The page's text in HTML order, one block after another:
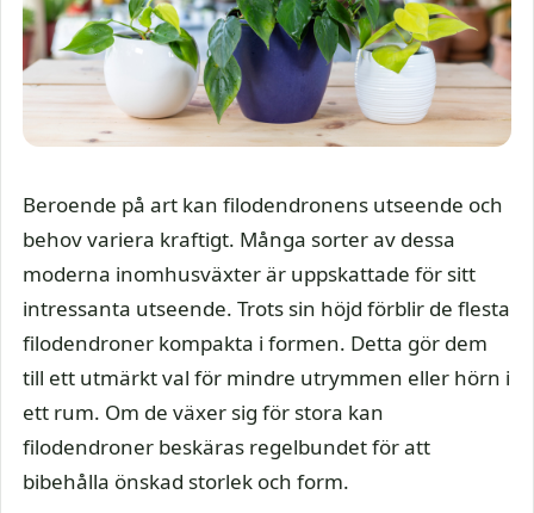
Beroende på art kan filodendronens utseende och
behov variera kraftigt. Många sorter av dessa
moderna inomhusväxter är uppskattade för sitt
intressanta utseende. Trots sin höjd förblir de flesta
filodendroner kompakta i formen. Detta gör dem
till ett utmärkt val för mindre utrymmen eller hörn i
ett rum. Om de växer sig för stora kan
filodendroner beskäras regelbundet för att
bibehålla önskad storlek och form.